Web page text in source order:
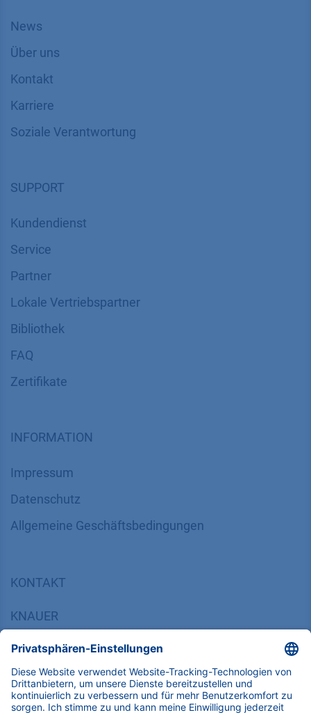
News
Über uns
Kontakt
Karriere
Soziale Verantwortung
SUPPORT
Kundendienst
Service
Partner
Lokale Vertriebspartner
Bibliothek
FAQ
Zertifikate
INFORMATION
Impressum
Datenschutz
​​​​​​​​​​​​​​​​​Allgemeine Geschäftsbedingungen
KONTAKT
KNAUER
14163 Berlin, Germany
​​​​​​​​​​​​​​i​n​f​o​@​k​n​a​u​e​r​.​n​e​t